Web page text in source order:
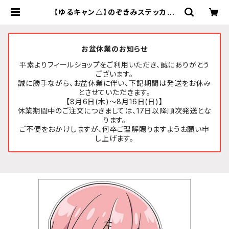
【ゆるキャン△】のぞきみステッカー
お盆休業のお知らせ
平素よりフィールショップをご利用いただき、誠にありがとう
ございます。
誠に勝手ながら、お盆休業に伴い、下記期間は発送をお休み
とさせていただきます。
【8月6日(木)～8月16日(日)】
休業期間中のご注文につきましては、17日以降順次発送とな
ります。
ご不便をおかけしますが、何卒ご理解賜りますようお願い申
し上げます。